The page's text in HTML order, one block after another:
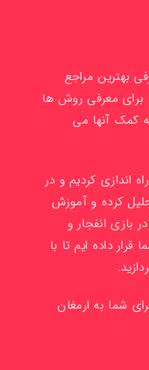
بهترین مراجع
برای معرفی روش ها
کمک آنها می
ما این وب سایت را در سال 1398 راه اندازی کردیم و در
کرده و آموزش
بازی انفجار و
داده ایم تا با
شما به ارمغان